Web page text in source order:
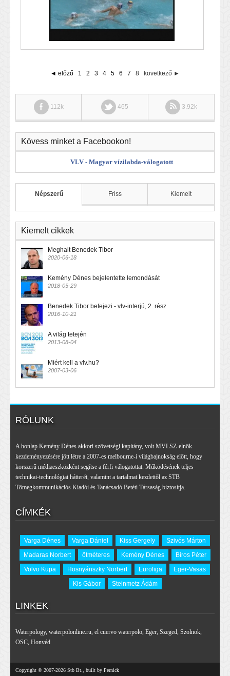
◄ előző 1 2 3 4 5 6 7 8 következő ►
112k 465 3.92k
Kövess minket a Facebookon!
VLV - Magyar vízilabda-válogatott
Népszerű Friss Kiemelt
Kiemelt cikkek
Meghalt Benedek Tibor
2020-06-18
Kemény Dénes bejelentette lemondását
2018-05-29
Benedek Tibor befejezi - vlv-interjú, 2. rész
2016-10-21
A világ tetején
2013-08-04
Miért kell a vlv.hu?
2007-03-06
RÓLUNK
A honlap Kemény Dénes akkori szövetségi kapitány, volt MVLSZ-elnök
kezdeményezésére jött létre a 2007-es melbourne-i világbajnokság előtt, hogy
korszerű médiaeszközként segítse a férfi válogatottat. Működésének teljes
technikai-technológiai hátterét, valamint a tartalmat kezdettől az STB
Tömegkommunikációs Kiadói és Tanácsadó Betéti Társaság biztosítja.
CÍMKÉK
Varga Dénes Varga Dániel Kiss Gergely
Szivós Márton
Madaras Norbert
ötméteres Kemény Dénes
Biros Péter
Volvo Kupa
Hosnyánszky Norbert Euroliga
Eger-Vasas
Kis Gábor
Steinmetz Ádám
LINKEK
Waterpology, waterpolonline.ru, el cuervo waterpolo, Eger, Szeged, Szolnok,
OSC, Honvéd
Copyright © 2007-2026 Stb Bt., built by Pernick